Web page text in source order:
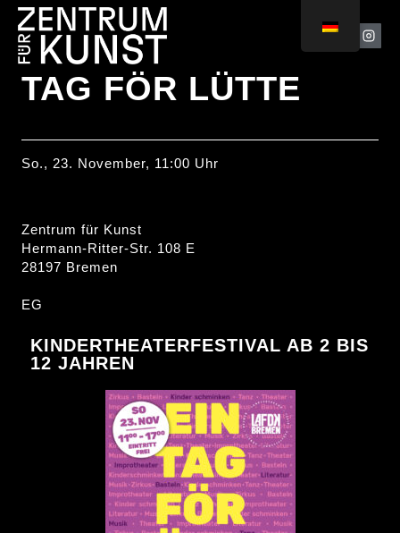
TAG FÖR LÜTTE
So., 23. November, 11:00 Uhr
Zentrum für Kunst
Hermann-Ritter-Str. 108 E
28197 Bremen
EG
KINDERTHEATERFESTIVAL AB 2 BIS
12 JAHREN